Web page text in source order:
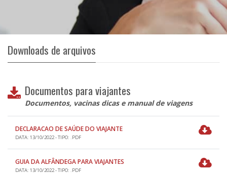
Downloads de arquivos
Documentos para viajantes
Documentos, vacinas dicas e manual de viagens
DECLARACAO DE SAÚDE DO VIAJANTE
DATA: 13/10/2022 - TIPO: .PDF
GUIA DA ALFÂNDEGA PARA VIAJANTES
DATA: 13/10/2022 - TIPO: .PDF